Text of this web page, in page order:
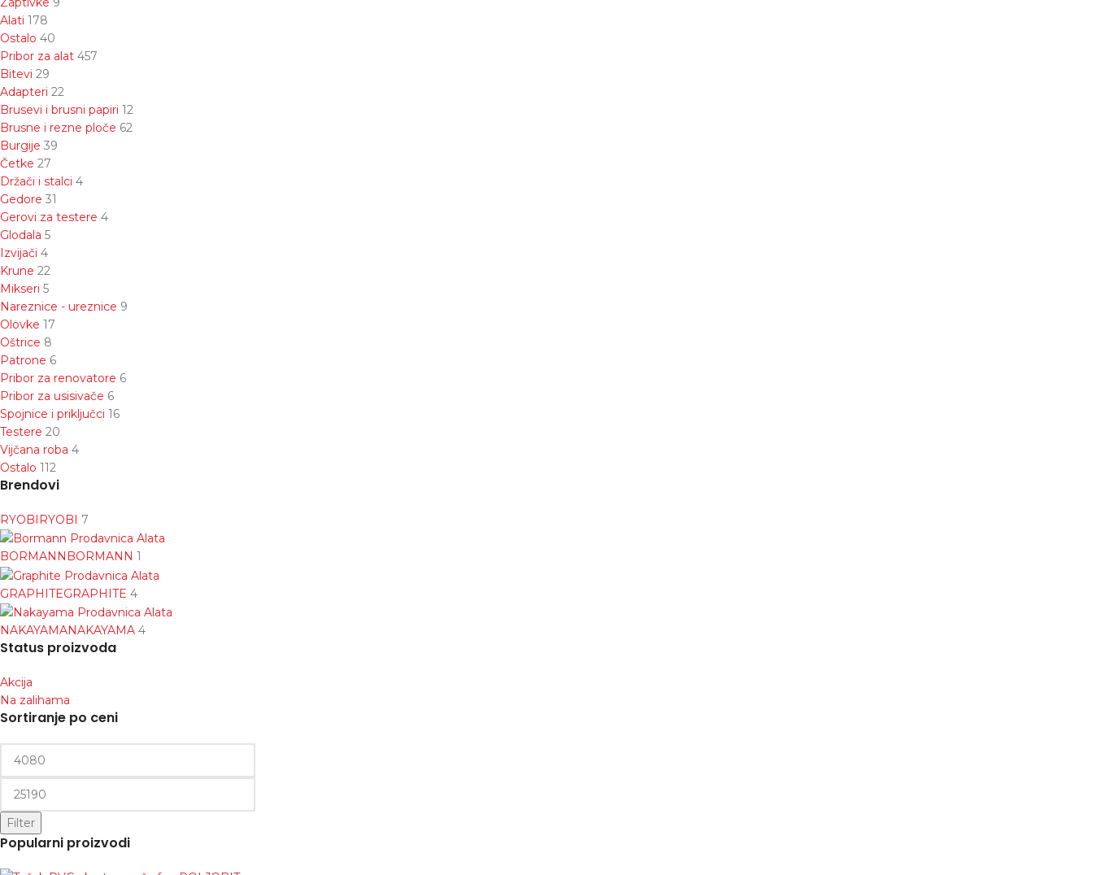
Alati 178
Ostalo 40
Pribor za alat 457
Bitevi 29
Adapteri 22
Brusevi i brusni papiri 12
Brusne i rezne ploče 62
Burgije 39
Četke 27
Držači i stalci 4
Gedore 31
Gerovi za testere 4
Glodala 5
Izvijači 4
Krune 22
Mikseri 5
Nareznice - ureznice 9
Olovke 17
Oštrice 8
Patrone 6
Pribor za renovatore 6
Pribor za usisivače 6
Spojnice i priključci 16
Testere 20
Vijčana roba 4
Ostalo 112
Brendovi
RYOBI RYOBI 7
BORMANN BORMANN 1
GRAPHITEGRAPHITE 4
NAKAYAMANAKAYAMA 4
Status proizvoda
Akcija
Na zalihama
Sortiranje po ceni
Filter
Popularni proizvodi